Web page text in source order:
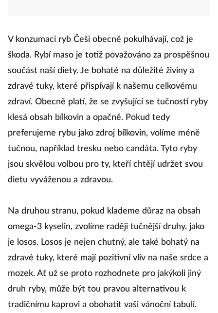
V konzumaci ryb Češi obecně pokulhávají, což je
škoda. Rybí maso je totiž považováno za prospěšnou
součást naší diety. Je bohaté na důležité živiny a
zdravé tuky, které přispívají k našemu celkovému
zdraví. Obecně platí, že se zvyšující se tučností ryby
klesá obsah bílkovin a opačně. Pokud tedy
preferujeme rybu jako zdroj bílkovin, volíme méně
tučnou, například tresku nebo candáta. Tyto ryby
jsou skvělou volbou pro ty, kteří chtějí udržet svou
dietu vyváženou a zdravou.
Na druhou stranu, pokud klademe důraz na obsah
omega-3 kyselin, zvolíme raději tučnější druhy, jako
je losos. Losos je nejen chutný, ale také bohatý na
zdravé tuky, které mají pozitivní vliv na naše srdce a
mozek. Ať už se proto rozhodnete pro jakýkoli jiný
druh ryby, může být tou pravou alternativou k
tradičnímu kaprovi a obohatit vaši vánoční tabuli.